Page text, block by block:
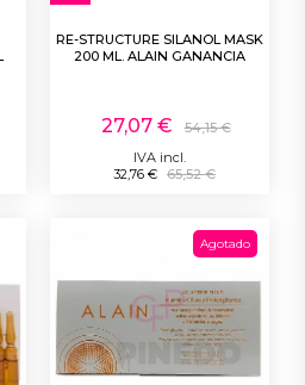
RE-STRUCTURE SILANOL MASK
200 ML. ALAIN GANANCIA
27,07 €
54,15 €
IVA incl.
32,76 € 65,52 €
Agotado